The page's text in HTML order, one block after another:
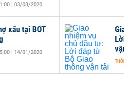
Lời
THỜI
| 03/03/2020
xấu tại BOT
| 14/01/2020